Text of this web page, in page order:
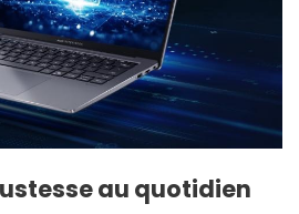
au quotidien